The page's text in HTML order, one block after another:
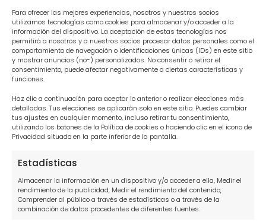
Para ofrecer las mejores experiencias, nosotros y nuestros socios
utilizamos tecnologías como cookies para almacenar y/o acceder a la
información del dispositivo. La aceptación de estas tecnologías nos
permitirá a nosotros y a nuestros socios procesar datos personales como el
comportamiento de navegación o identificaciones únicas (IDs) en este sitio
y mostrar anuncios (no-) personalizados. No consentir o retirar el
consentimiento, puede afectar negativamente a ciertas características y
funciones.
Haz clic a continuación para aceptar lo anterior o realizar elecciones más
detalladas. Tus elecciones se aplicarán solo en este sitio. Puedes cambiar
tus ajustes en cualquier momento, incluso retirar tu consentimiento,
utilizando los botones de la Política de cookies o haciendo clic en el icono de
Privacidad situado en la parte inferior de la pantalla.
Estadísticas
Almacenar la información en un dispositivo y/o acceder a ella, Medir el
rendimiento de la publicidad, Medir el rendimiento del contenido,
Comprender al público a través de estadísticas o a través de la
combinación de datos procedentes de diferentes fuentes.
¡Rellena el formulario y consigue tu primera
asesoría gratuita!
Canal de denuncias
Abogados en tu zona
Abogados para tus deudas Madrid
Abogados para tus deudas Sevilla
Abogados para tus deudas Barcelona
Abogados para tus deudas Alicante
Abogados para tus deudas Cádiz